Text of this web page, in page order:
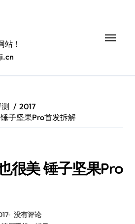
站！
2017
子坚果Pro首发拆解
很美 锤子坚果Pro
没有评论